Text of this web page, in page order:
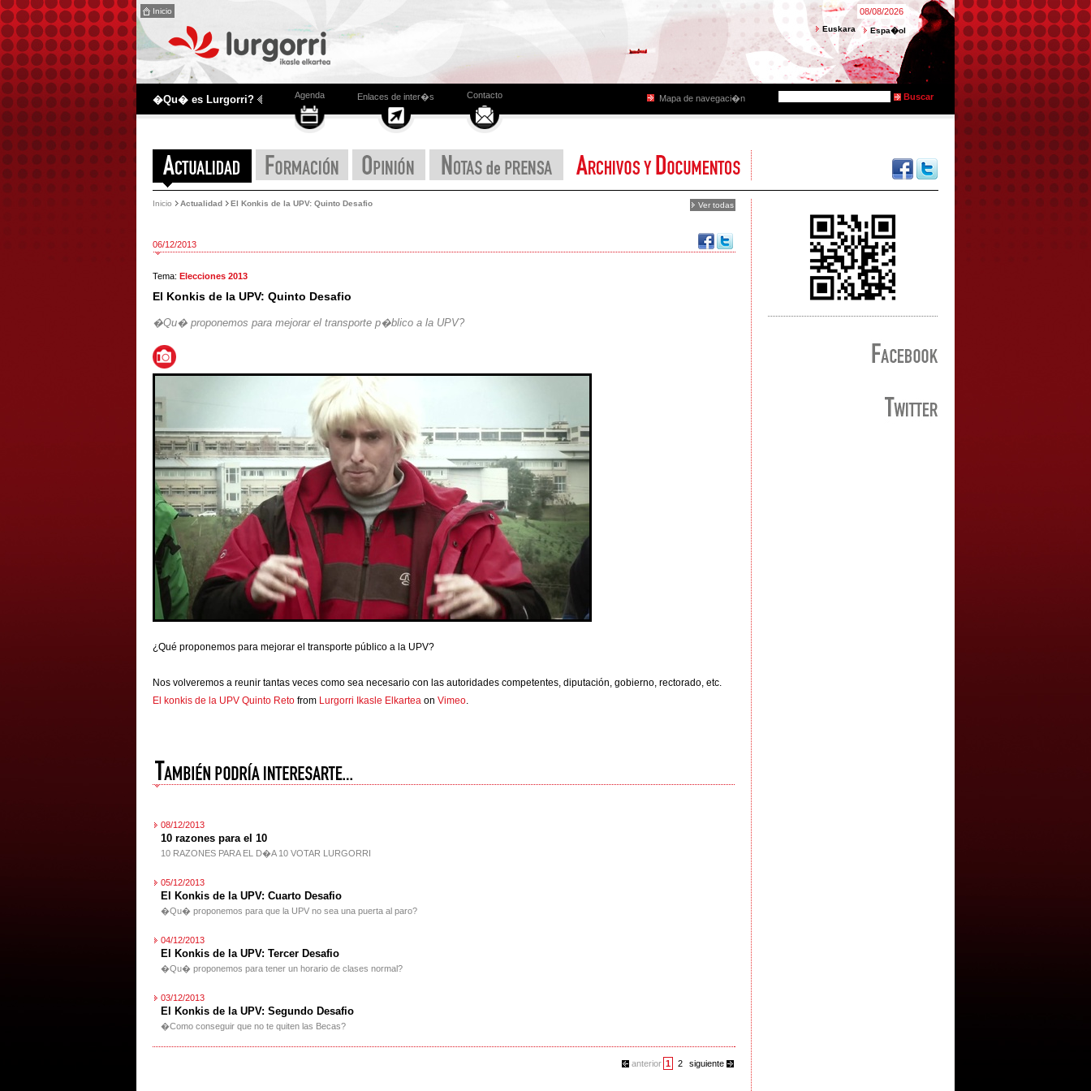
Inicio 08/08/2026
Euskara Espa�ol
�Qu� es Lurgorri? Agenda Enlaces de inter�s Contacto Mapa de navegaci�n
Inicio Actualidad El Konkis de la UPV: Quinto Desafio Ver todas
06/12/2013
Tema: Elecciones 2013
El Konkis de la UPV: Quinto Desafio
�Qu� proponemos para mejorar el transporte p�blico a la UPV?
¿Qué proponemos para mejorar el transporte público a la UPV?
Nos volveremos a reunir tantas veces como sea necesario con las autoridades competentes, diputación, gobierno, rectorado, etc.
El konkis de la UPV Quinto Reto from Lurgorri Ikasle Elkartea on Vimeo
08/12/2013
10 razones para el 10
10 RAZONES PARA EL D�A 10 VOTAR LURGORRI
05/12/2013
El Konkis de la UPV: Cuarto Desafio
�Qu� proponemos para que la UPV no sea una puerta al paro?
04/12/2013
El Konkis de la UPV: Tercer Desafio
�Qu� proponemos para tener un horario de clases normal?
03/12/2013
El Konkis de la UPV: Segundo Desafio
�Como conseguir que no te quiten las Becas?
anterior 1 2 siguiente